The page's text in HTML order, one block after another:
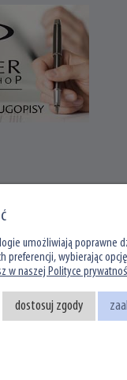
Formy
Zasady
umożliwiają poprawne
preferencji, wybierając
w naszej Polityce
dostosuj zgody